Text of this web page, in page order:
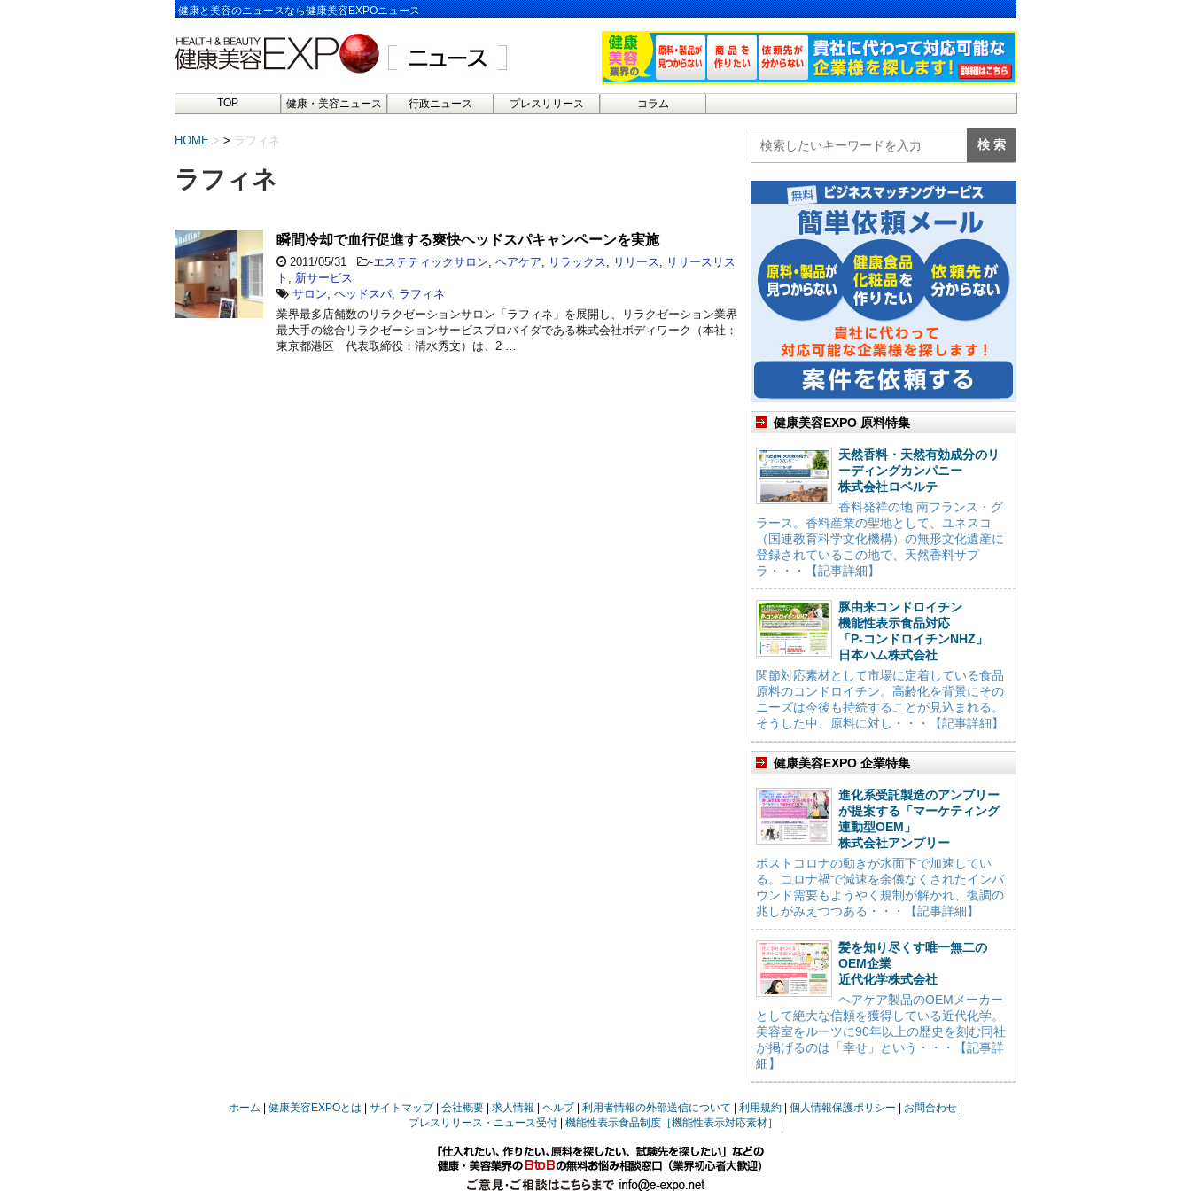
健康と美容のニュースなら健康美容EXPOニュース
TOP 健康・美容ニュース 行政ニュース プレスリリース コラム
HOME > ラフィネ
ラフィネ
瞬間冷却で血行促進する爽快ヘッドスパキャンペーンを実施
2011/05/31 -エステティックサロン ヘアケア リラックス リリース
リリースリス
ト
新サービス
サロン ヘッドスパ ラフィネ
業界最多店舗数のリラクゼーションサロン「ラフィネ」を展開し、リラクゼーション業界
最大手の総合リラクゼーションサービスプロバイダである株式会社ボディワーク（本社：
東京都港区 代表取締役：清水秀文）は、2 …
健康美容EXPO 原料特集
天然香料・天然有効成分のリ
ーディングカンパニー
株式会社ロベルテ
香料発祥の地 南フランス・グ
ラース。香料産業の聖地として、ユネスコ
（国連教育科学文化機構）の無形文化遺産に
登録されているこの地で、天然香料サプ
ラ・・・【記事詳細】
豚由来コンドロイチン
機能性表示食品対応
「P-コンドロイチンNHZ」
日本ハム株式会社
関節対応素材として市場に定着している食品
原料のコンドロイチン。高齢化を背景にその
ニーズは今後も持続することが見込まれる。
そうした中、原料に対し・・・【記事詳細】
健康美容EXPO 企業特集
進化系受託製造のアンプリー
が提案する「マーケティング
連動型OEM」
株式会社アンプリー
ポストコロナの動きが水面下で加速してい
る。コロナ禍で減速を余儀なくされたインバ
ウンド需要もようやく規制が解かれ、復調の
兆しがみえつつある・・・【記事詳細】
髪を知り尽くす唯一無二の
OEM企業
近代化学株式会社
ヘアケア製品のOEMメーカー
として絶大な信頼を獲得している近代化学。
美容室をルーツに90年以上の歴史を刻む同社
が掲げるのは「幸せ」という・・・【記事詳
細】
ホーム 健康美容EXPOとは サイトマップ 会社概要 求人情報 ヘルプ 利用者情報の外部送信について 利用規約 個人情報保護ポリシー
お問合わせ
プレスリリース・ニュース受付
機能性表示食品制度［機能性表示対応素材］